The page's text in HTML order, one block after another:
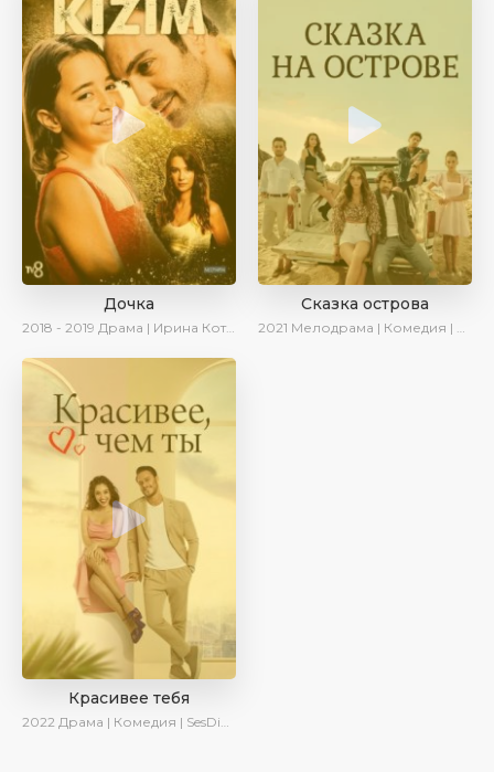
Дочка
2018 - 2019 Драма | Ирина Котова
Сказка острова
2021 Мелодрама | Комедия | SesDizi | Ирина Котова | AveTurk
Красивее тебя
2022 Драма | Комедия | SesDizi | AveTurk | Turok1990